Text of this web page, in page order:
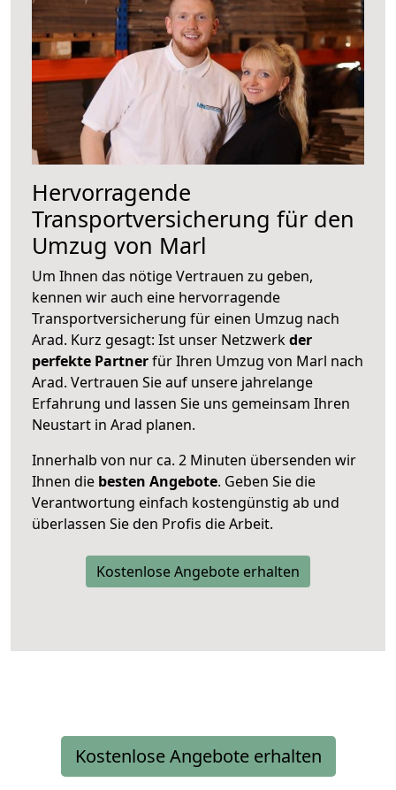
Hervorragende
Transportversicherung für den
Umzug von Marl
Um Ihnen das nötige Vertrauen zu geben,
kennen wir auch eine hervorragende
Transportversicherung für einen Umzug nach
Arad. Kurz gesagt: Ist unser Netzwerkder
perfekte Partnerfür Ihren Umzug von Marl nach
Arad. Vertrauen Sie auf unsere jahrelange
Erfahrung und lassen Sie uns gemeinsam Ihren
Neustart in Arad planen.
Innerhalb von nur ca. 2 Minuten übersenden wir
Ihnen die besten Angebote. Geben Sie die
Verantwortung einfach kostengünstig ab und
überlassen Sie den Profis die Arbeit.
Kostenlose Angebote erhalten
Kostenlose Angebote erhalten